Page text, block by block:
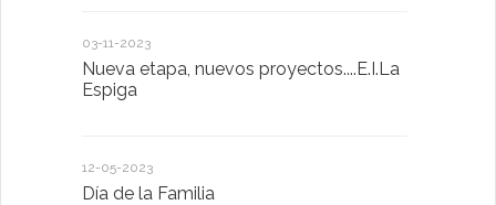
03-11-2023
Nueva etapa, nuevos proyectos....E.I.La
Espiga
12-05-2023
Día de la Familia